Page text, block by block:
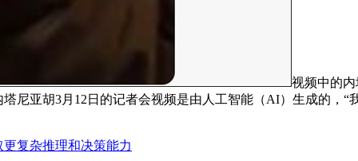
视频中的
尼亚胡3月12日的记者会视频是由人工智能（AI）生成的，
复杂推理和决策能力